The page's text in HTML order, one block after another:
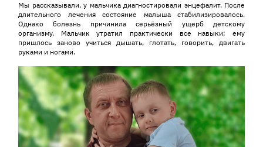
Мы рассказывали, у мальчика диагностировали энцефалит. После
длительного лечения состояние малыша стабилизировалось.
Однако болезнь причинила серьёзный ущерб детскому
организму. Мальчик утратил практически все навыки: ему
пришлось заново учиться дышать, глотать, говорить, двигать
руками и ногами.